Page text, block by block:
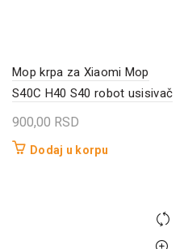
Mop krpa za Xiaomi Mop
S40C H40 S40 robot usisivač
900,00 RSD
Dodaj u korpu